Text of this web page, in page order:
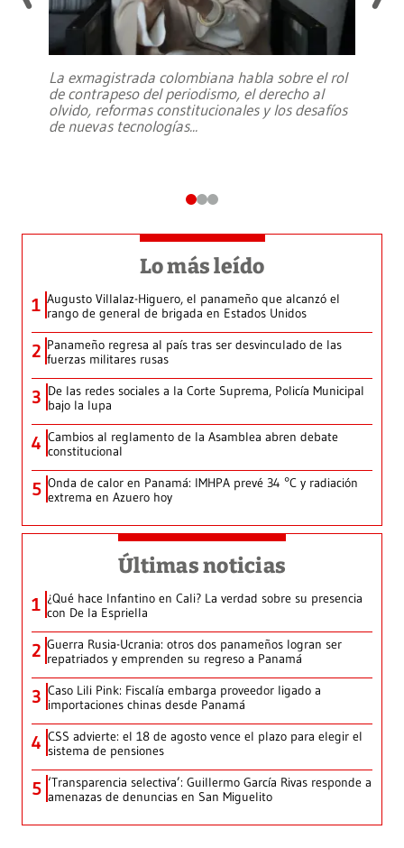
La exmagistrada colombiana habla sobre el rol
de contrapeso del periodismo, el derecho al
olvido, reformas constitucionales y los desafíos
de nuevas tecnologías...
Lo más leído
1 Augusto Villalaz-Higuero, el panameño que alcanzó el
rango de general de brigada en Estados Unidos
2 Panameño regresa al país tras ser desvinculado de las
fuerzas militares rusas
3 De las redes sociales a la Corte Suprema, Policía Municipal
bajo la lupa
4 Cambios al reglamento de la Asamblea abren debate
constitucional
5 Onda de calor en Panamá: IMHPA prevé 34 °C y radiación
extrema en Azuero hoy
Últimas noticias
1 ¿Qué hace Infantino en Cali? La verdad sobre su presencia
con De la Espriella
2 Guerra Rusia-Ucrania: otros dos panameños logran ser
repatriados y emprenden su regreso a Panamá
3 Caso Lili Pink: Fiscalía embarga proveedor ligado a
importaciones chinas desde Panamá
4 CSS advierte: el 18 de agosto vence el plazo para elegir el
sistema de pensiones
5 ‘Transparencia selectiva’: Guillermo García Rivas responde a
amenazas de denuncias en San Miguelito